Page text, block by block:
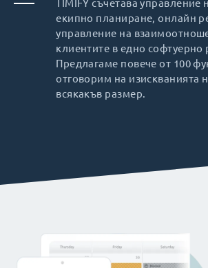
TIMIFY съчетава управление
екипно планиране, онлайн
управление на
клиентите в едно софтуерно
Предлагаме повече от 100
отговорим на изискванията
всякакъв размер.